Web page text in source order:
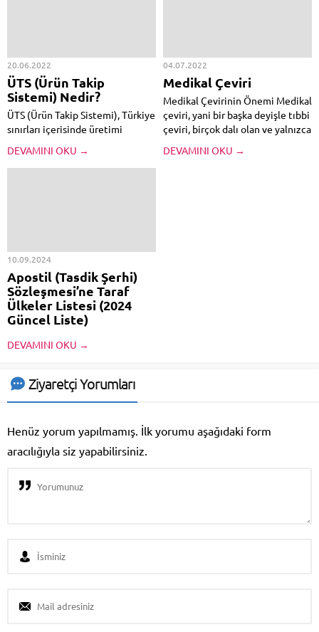
20.06.2022
ÜTS (Ürün Takip
Sistemi) Nedir?
ÜTS (Ürün Takip Sistemi), Türkiye
sınırları içerisinde üretimi
edilen tüm tıbbi cihaz ve
malzemeler ile kozmetik
DEVAMINI OKU →
04.07.2022
Medikal Çeviri
Medikal Çevirinin Önemi Medikal
çeviri, yani bir başka deyişle tıbbi
çeviri, birçok dalı olan ve yalnızca
tercümanlar tarafından yapılması
DEVAMINI OKU →
10.09.2024
Apostil (Tasdik Şerhi)
Sözleşmesi’ne Taraf
Ülkeler Listesi (2024
Güncel Liste)
dünya genelinde belgelerin
sağlayan önemli bir anlaşmadır.
1961 yılında imzalanan bu
sürecini basitleştirmeyi amaçlar.
Bu sözleşmeye taraf olan ülkeler,
DEVAMINI OKU →
Ziyaretçi Yorumları
Henüz yorum yapılmamış. İlk yorumu aşağıdaki form
aracılığıyla siz yapabilirsiniz.